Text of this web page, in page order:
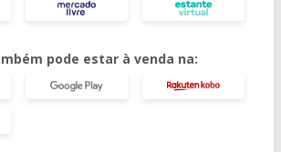
pode estar à venda na: